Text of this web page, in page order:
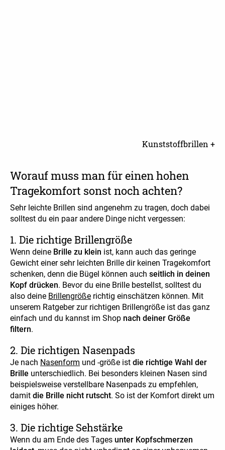
Kunststoffbrillen +
Worauf muss man für einen hohen
Tragekomfort sonst noch achten?
Sehr leichte Brillen sind angenehm zu tragen, doch dabei
solltest du ein paar andere Dinge nicht vergessen:
1. Die richtige Brillengröße
Wenn deine Brille zu klein ist, kann auch das geringe
Gewicht einer sehr leichten Brille dir keinen Tragekomfort
schenken, denn die Bügel können auch seitlich in deinen
Kopf drücken. Bevor du eine Brille bestellst, solltest du
also deine Brillengröße richtig einschätzen können. Mit
unserem Ratgeber zur richtigen Brillengröße ist das ganz
einfach und du kannst im Shop nach deiner Größe
filtern.
2. Die richtigen Nasenpads
Je nach Nasenform und -größe ist die richtige Wahl der
Brille unterschiedlich. Bei besonders kleinen Nasen sind
beispielsweise verstellbare Nasenpads zu empfehlen,
damit die Brille nicht rutscht. So ist der Komfort direkt um
einiges höher.
3. Die richtige Sehstärke
Wenn du am Ende des Tages unter Kopfschmerzen